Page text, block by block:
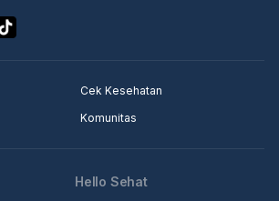
Cek Kesehatan
Komunitas
Hello Sehat